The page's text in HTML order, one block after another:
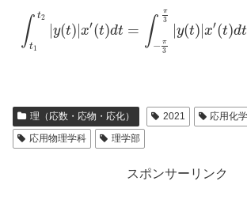
∫ t2
t1
y(t) |x′(t)dt = ∫
π
3
− π
3
y(t) x′(t)dt
∫t 3
理（応数・応物・応化） 2021 応用化
応用物理学科
理学部
スポンサーリンク